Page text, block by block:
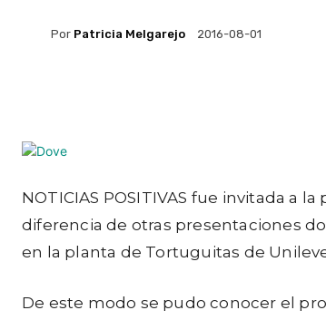
Por Patricia Melgarejo 2016-08-01
NOTICIAS POSITIVAS fue invitada a
diferencia de otras presentaciones
en la planta de Tortuguitas de
De este modo se pudo conocer el